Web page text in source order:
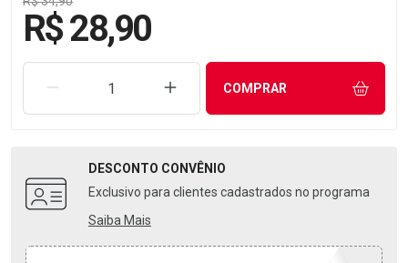
R$ 28,90
REMOVER UMA UNIDADEAUMENTAR UMA UNIDADE
COMPRAR
DESCONTO CONVÊNIO
Exclusivo para clientes cadastrados no programa
Saiba Mais